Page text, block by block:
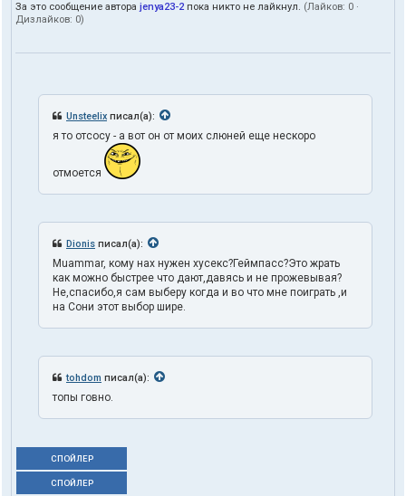
За это сообщение автора jenya23-2 пока никто не лайкнул. (Лайков: 0 ·
Дизлайков: 0)
Unsteelix писал(а):
я то отсосу - а вот он от моих слюней еще нескоро
отмоется
Dionis писал(а):
Muammar, кому нах нужен хусекс?Геймпасс?Это жрать
как можно быстрее что дают,давясь и не прожевывая?
Не,спасибо,я сам выберу когда и во что мне поиграть ,и
на Сони этот выбор шире.
tohdom писал(а):
топы говно.
СПОЙЛЕР
СПОЙЛЕР